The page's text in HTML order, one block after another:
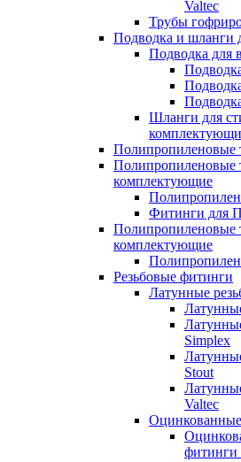
Valtec
Трубы
Подводка и шланги
Подводка для
Шланги для
Полипропиленовые
Полипропиленовые
комплектующие
Фитинги для
Полипропиленовые
комплектующие
Резьбовые фитинги
Латунные
Simplex
Stout
Valtec
фитинги